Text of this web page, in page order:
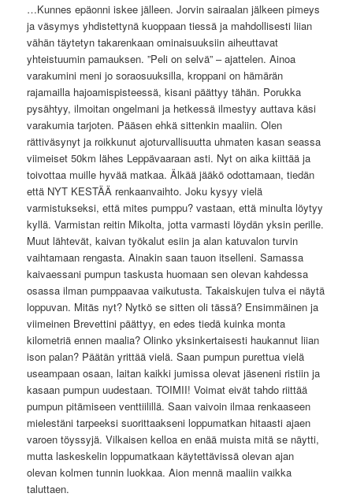
…Kunnes epäonni iskee jälleen. Jorvin sairaalan jälkeen pimeys
ja väsymys yhdistettynä kuoppaan tiessä ja mahdollisesti liian
vähän täytetyn takarenkaan ominaisuuksiin aiheuttavat
yhteistuumin pamauksen. ”Peli on selvä” – ajattelen. Ainoa
varakumini meni jo soraosuuksilla, kroppani on hämärän
rajamailla hajoamispisteessä, kisani päättyy tähän. Porukka
pysähtyy, ilmoitan ongelmani ja hetkessä ilmestyy auttava käsi
varakumia tarjoten. Pääsen ehkä sittenkin maaliin. Olen
rättiväsynyt ja roikkunut ajoturvallisuutta uhmaten kasan seassa
viimeiset 50km lähes Leppävaaraan asti. Nyt on aika kiittää ja
toivottaa muille hyvää matkaa. Älkää jääkö odottamaan, tiedän
että NYT KESTÄÄ renkaanvaihto. Joku kysyy vielä
varmistukseksi, että mites pumppu? vastaan, että minulta löytyy
kyllä. Varmistan reitin Mikolta, jotta varmasti löydän yksin perille.
Muut lähtevät, kaivan työkalut esiin ja alan katuvalon turvin
vaihtamaan rengasta. Ainakin saan tauon itselleni. Samassa
kaivaessani pumpun taskusta huomaan sen olevan kahdessa
osassa ilman pumppaavaa vaikutusta. Takaiskujen tulva ei näytä
loppuvan. Mitäs nyt? Nytkö se sitten oli tässä? Ensimmäinen ja
viimeinen Brevettini päättyy, en edes tiedä kuinka monta
kilometriä ennen maalia? Olinko yksinkertaisesti haukannut liian
ison palan? Päätän yrittää vielä. Saan pumpun purettua vielä
useampaan osaan, laitan kaikki jumissa olevat jäseneni ristiin ja
kasaan pumpun uudestaan. TOIMII! Voimat eivät tahdo riittää
pumpun pitämiseen venttiilillä. Saan vaivoin ilmaa renkaaseen
mielestäni tarpeeksi suorittaakseni loppumatkan hitaasti ajaen
varoen töyssyjä. Vilkaisen kelloa en enää muista mitä se näytti,
mutta laskeskelin loppumatkaan käytettävissä olevan ajan
olevan kolmen tunnin luokkaa. Aion mennä maaliin vaikka
taluttaen.